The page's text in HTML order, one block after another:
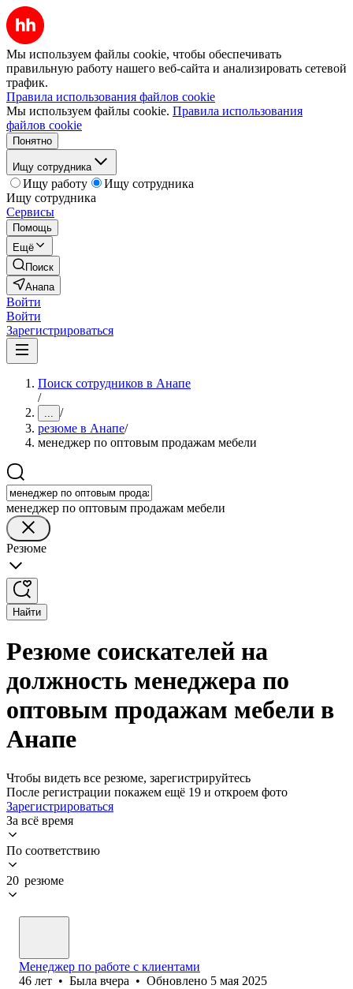
Мы используем файлы cookie, чтобы обеспечивать
правильную работу нашего веб-сайта и анализировать сетевой
трафик.
Правила использования файлов cookie
Мы используем файлы cookie. Правила использования
файлов cookie
Понятно
Ищу сотрудника
Ищу работу
Ищу сотрудника
Ищу сотрудника
Сервисы
Помощь
Ещё
Поиск
Анапа
Войти
Войти
Зарегистрироваться
Поиск сотрудников в Анапе
/
... /
резюме в Анапе/
менеджер по оптовым продажам мебели
менеджер по оптовым продажам мебели
Резюме
Найти
Резюме соискателей на
должность менеджера по
оптовым продажам мебели в
Анапе
Чтобы видеть все резюме, зарегистрируйтесь
После регистрации покажем ещё 19 и откроем фото
Зарегистрироваться
За всё время
По соответствию
20 резюме
Менеджер по работе с клиентами
46 лет • Была вчера • Обновлено 5 мая 2025